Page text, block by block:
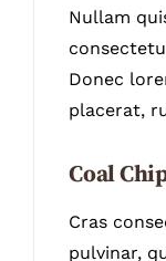
Nullam
Donec
placerat,
Coal
Cras
pulvinar,